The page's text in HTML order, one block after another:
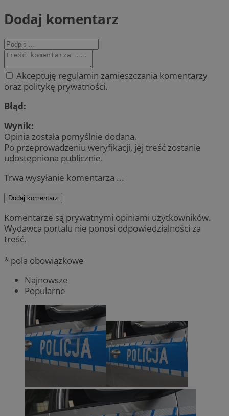
Dodaj komentarz
Akceptuję regulamin zamieszczania komentarzy
oraz politykę prywatności.
Błąd:
Wynik:
Opinia została pomyślnie dodana.
Po przeprowadzeniu weryfikacji, jej treść zostanie
udostępniona publicznie.
Trwa wysyłanie komentarza ...
Dodaj komentarz
Komentarze są prywatnymi opiniami użytkowników.
Wydawca portalu nie ponosi odpowiedzialności za
treść.
* pola obowiązkowe
Najnowsze
Popularne